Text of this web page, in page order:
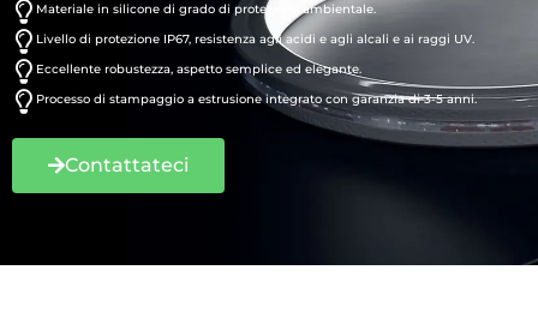
Materiale in silicone di grado di protezione ambientale.
Livello di protezione IP67, resistenza agli acidi e agli alcali e ai raggi UV.
Eccellente robustezza, aspetto semplice ed elegante.
Processo di stampaggio a estrusione integrato con garanzia di 3-5 anni.
Contattateci